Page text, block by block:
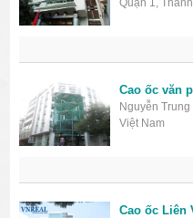
Quận 1,
Cao ốc văn
Nguyễn
Việt Nam
Cao ốc Liên